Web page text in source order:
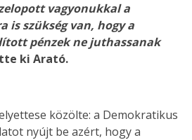
vagyonukkal a
is szükség van, hogy a
pénzek ne juthassanak
ki Arató.
közölte: a Demokratikus
nyújt be azért, hogy a